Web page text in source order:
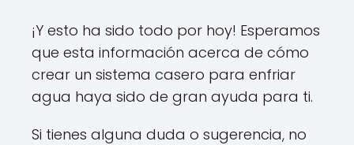
¡Y esto ha sido todo por hoy! Esperamos
que esta información acerca de cómo
crear un sistema casero para enfriar
agua haya sido de gran ayuda para ti.
Si tienes alguna duda o sugerencia, no